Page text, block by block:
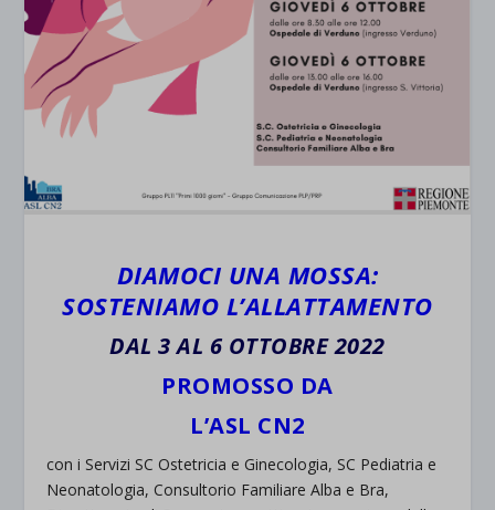
DIAMOCI UNA MOSSA:
SOSTENIAMO L’ALLATTAMENTO
DAL 3 AL 6 OTTOBRE 2022
PROMOSSO DA
L’ASL CN2
con i Servizi SC Ostetricia e Ginecologia, SC Pediatria e
Neonatologia, Consultorio Familiare Alba e Bra,